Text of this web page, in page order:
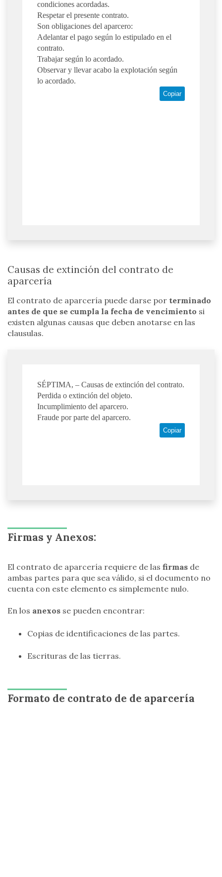
condiciones acordadas.
Respetar el presente contrato.
Son obligaciones del aparcero:
Adelantar el pago según lo estipulado en el
contrato.
Trabajar según lo acordado.
Observar y llevar acabo la explotación según
lo acordado.
Copiar
Causas de extinción del contrato de
aparcería
El contrato de aparcería puede darse por terminado
antes de que se cumpla la fecha de vencimiento si
existen algunas causas que deben anotarse en las
clausulas.
SÉPTIMA, – Causas de extinción del contrato.
Perdida o extinción del objeto.
Incumplimiento del aparcero.
Fraude por parte del aparcero.
Copiar
Firmas y Anexos:
El contrato de aparcería requiere de las firmas de
ambas partes para que sea válido, si el documento no
cuenta con este elemento es simplemente nulo.
En los anexos se pueden encontrar:
Copias de identificaciones de las partes.
Escrituras de las tierras.
Formato de contrato de de aparcería